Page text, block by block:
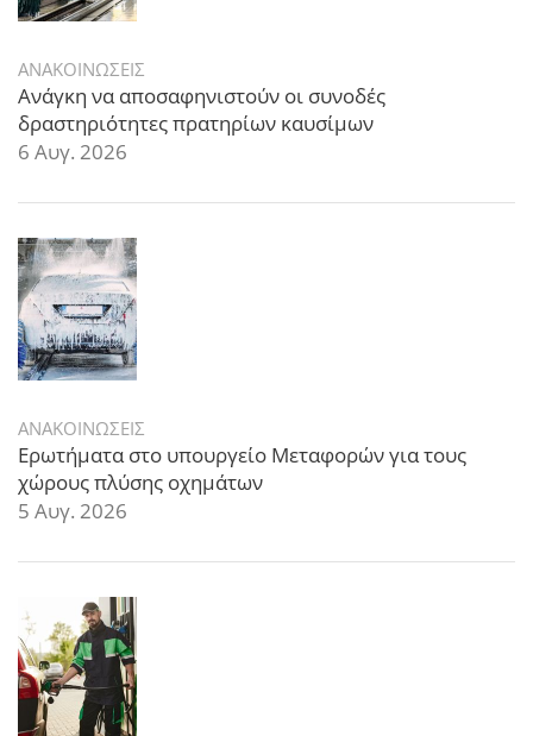
ΑΝΑΚΟΙΝΩΣΕΙΣ
Ανάγκη να αποσαφηνιστούν οι συνοδές
δραστηριότητες πρατηρίων καυσίμων
6 Αυγ. 2026
ΑΝΑΚΟΙΝΩΣΕΙΣ
Ερωτήματα στο υπουργείο Μεταφορών για τους
χώρους πλύσης οχημάτων
5 Αυγ. 2026